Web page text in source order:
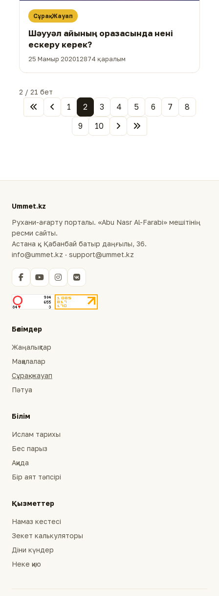
Сұрақ-Жауап
Шәууәл айының оразасында нені
ескеру керек?
25 Мамыр 202012874 қаралым
2 / 21 бет
1 2 3 4 5 6 7
8
9
10
Ummet.kz
Рухани-ағарту порталы. «Abu Nasr Al-Farabi» мешітінің
ресми сайты.
Астана қ., Қабанбай батыр даңғылы, 36.
info@ummet.kz · support@ummet.kz
Бөлімдер
Жаңалықтар
Мақалалар
Сұрақ-жауап
Пәтуа
Білім
Ислам тарихы
Бес парыз
Ақида
Бір аят тәпсірі
Қызметтер
Намаз кестесі
Зекет калькуляторы
Діни күндер
Неке қию